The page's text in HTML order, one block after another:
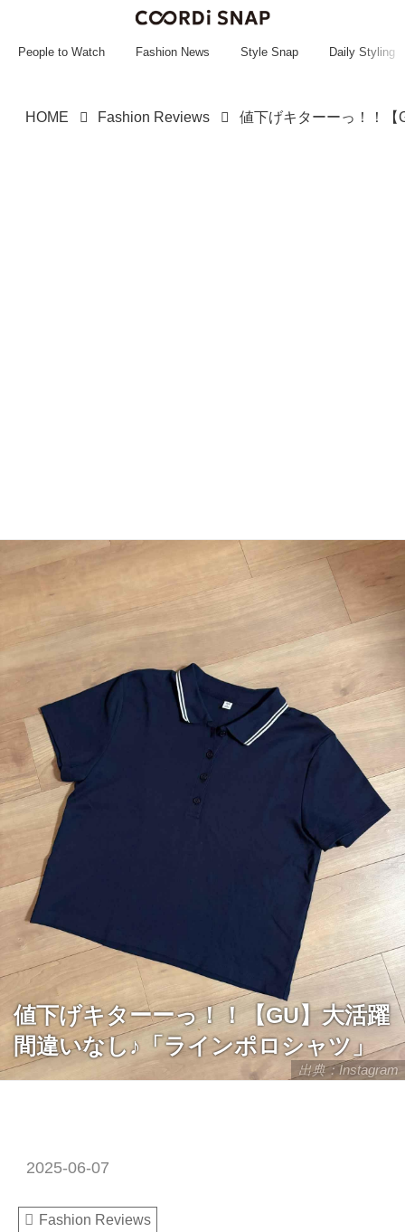
~~~~~~~~~~~
People to Watch Fashion News Style Snap Daily Styling
HOME Fashion Reviews
出典：Instagram
値下げキターーっ！！【GU】大活躍
間違いなし♪「ラインポロシャツ」
2025-06-07
Fashion Reviews